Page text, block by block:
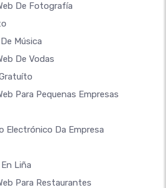
De Fotografía
Música
De Vodas
Para Pequenas Empresas
Electrónico Da Empresa
Liña
Para Restaurantes